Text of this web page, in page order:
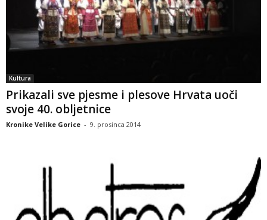
Kultura
Prikazali sve pjesme i plesove Hrvata uoči
svoje 40. obljetnice
Kronike Velike Gorice - 9. prosinca 2014